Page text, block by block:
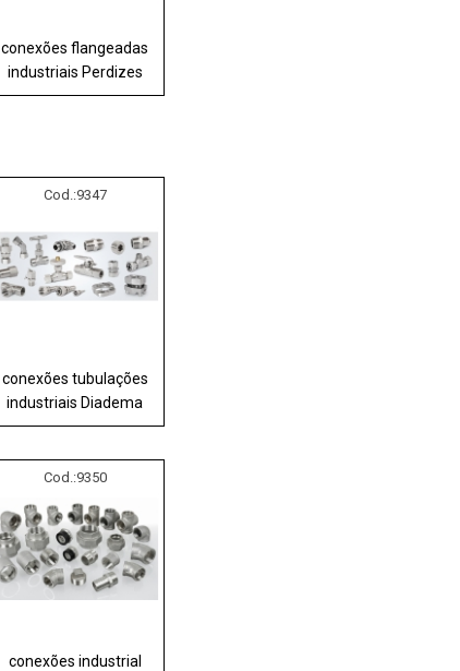
conexões flangeadas
industriais Perdizes
Cod.:9347
conexões tubulações
industriais Diadema
Cod.:9350
conexões industrial